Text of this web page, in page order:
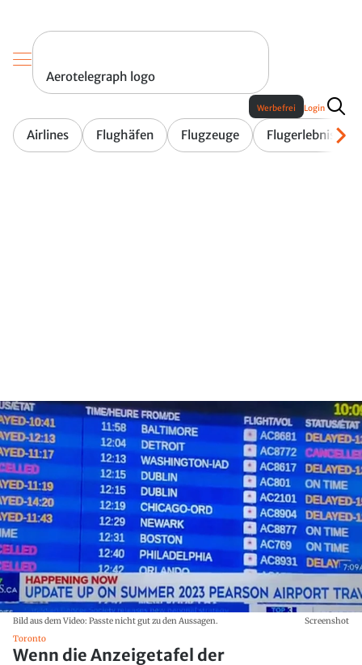
Aerotelegraph logo
Airlines Flughäfen Flugzeuge Flugerlebnis
Werbefrei Login
Bild aus dem Video: Passte nicht gut zu den Aussagen.
Screenshot
Toronto
Wenn die Anzeigetafel der